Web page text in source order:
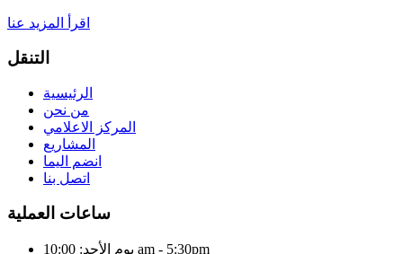
اقرأ المزيد عنا
التنقل
الرئيسية
من نحن
المركز الاعلامي
المشاريع
انضم اليما
اتصل بنا
ساعات العملية
يوم الأحد: 10:00 am - 5:30pm